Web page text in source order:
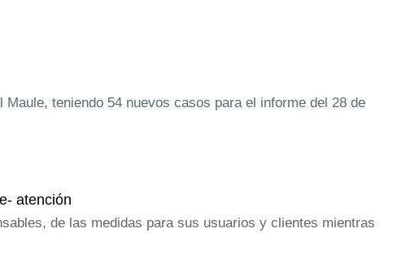
teniendo 54 nuevos casos para el informe del 28 de
atención
de las medidas para sus usuarios y clientes mientras